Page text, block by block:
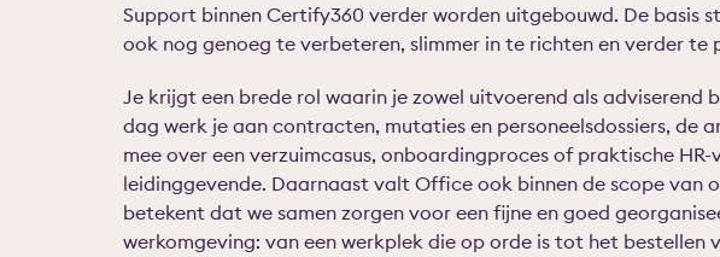
Support binnen Certify360 verder worden uitgebouwd. De basis
ook nog genoeg te verbeteren, slimmer in te richten en verder te
Je krijgt een brede rol waarin je zowel uitvoerend als adviserend
dag werk je aan contracten, mutaties en personeelsdossiers, de
mee over een verzuimcasus, onboardingproces of praktische
leidinggevende. Daarnaast valt Office ook binnen de scope van
betekent dat we samen zorgen voor een fijne en goed
werkomgeving: van een werkplek die op orde is tot het bestellen